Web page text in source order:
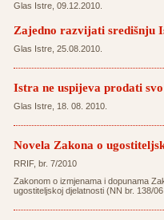
Glas Istre, 09.12.2010.
Zajedno razvijati središnju
Glas Istre, 25.08.2010.
Istra ne uspijeva prodati
Glas Istre, 18. 08. 2010.
Novela Zakona o
RRIF, br. 7/2010
Zakonom o izmjenama i dopunama
ugostiteljskoj djelatnosti (NN br. 138/